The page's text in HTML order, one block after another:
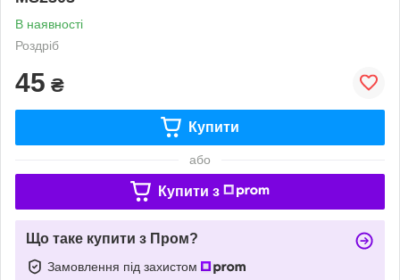
В наявності
Роздріб
45 ₴
Купити
або
Купити з
Що таке купити з Пром?
Замовлення під захистом